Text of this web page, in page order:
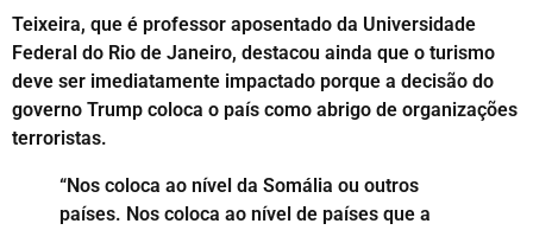
Teixeira, que é professor aposentado da Universidade
Federal do Rio de Janeiro, destacou ainda que o turismo
deve ser imediatamente impactado porque a decisão do
governo Trump coloca o país como abrigo de organizações
terroristas.
“Nos coloca ao nível da Somália ou outros
países. Nos coloca ao nível de países que a